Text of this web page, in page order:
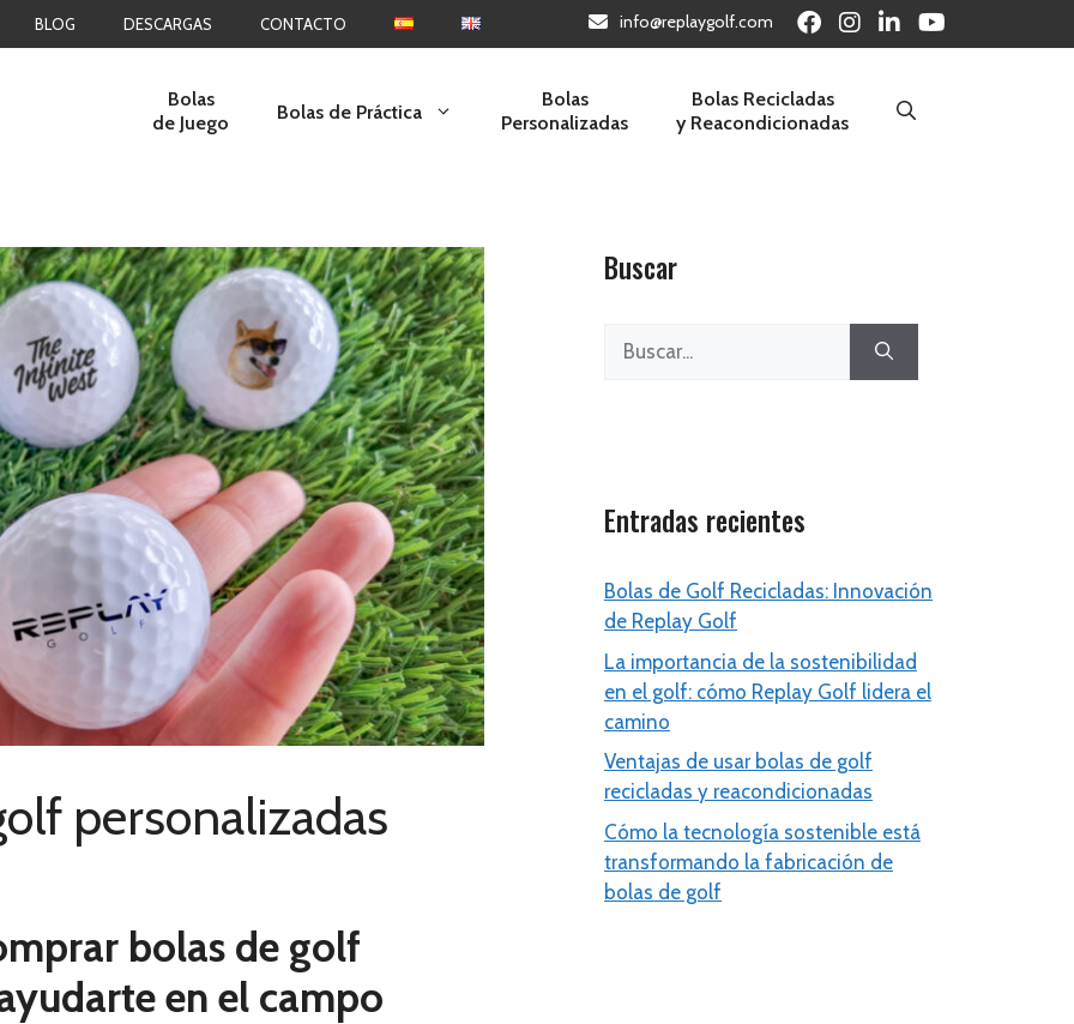
BLOG DESCARGAS CONTACTO info@replaygolf.com
Bolas
de Juego
Bolas de Práctica
Bolas
Personalizadas
Bolas Recicladas
y Reacondicionadas
personalizadas
bolas de golf
en el campo
Buscar
Buscar:
Entradas recientes
Bolas de Golf Recicladas: Innovación
de Replay Golf
La importancia de la sostenibilidad
en el golf: cómo Replay Golf lidera el
camino
Ventajas de usar bolas de golf
recicladas y reacondicionadas
Cómo la tecnología sostenible está
transformando la fabricación de
bolas de golf